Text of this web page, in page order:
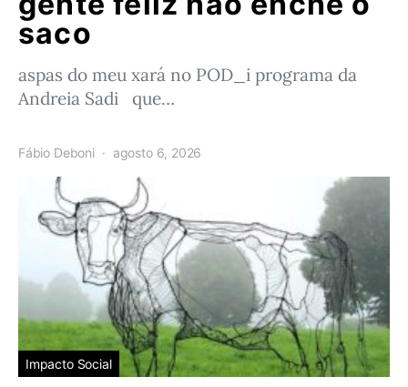
saco
aspas do meu xará no POD_i programa da
Andreia Sadi que…
Fábio Deboni agosto 6, 2026
Impacto Social